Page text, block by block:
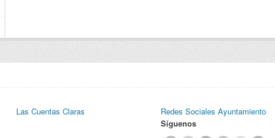
Las Cuentas Claras
Redes Sociales Ayuntamiento
Síguenos